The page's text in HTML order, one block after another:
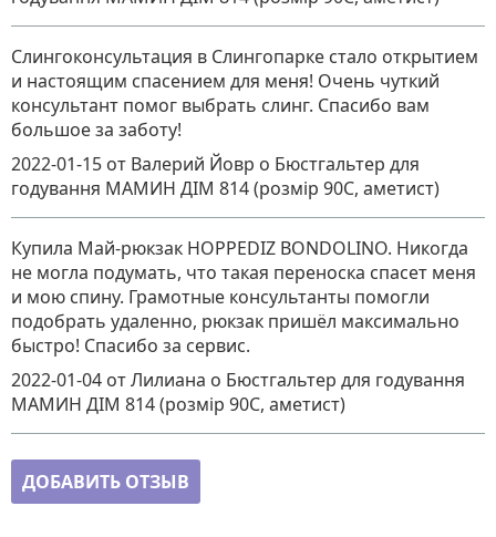
Слингоконсультация в Слингопарке стало открытием
и настоящим спасением для меня! Очень чуткий
консультант помог выбрать слинг. Спасибо вам
большое за заботу!
2022-01-15 от Валерий Йовр о Бюстгальтер для
годування МАМИН ДІМ 814 (розмір 90C, аметист)
Купила Май-рюкзак HOPPEDIZ BONDOLINO. Никогда
не могла подумать, что такая переноска спасет меня
и мою спину. Грамотные консультанты помогли
подобрать удаленно, рюкзак пришёл максимально
быстро! Спасибо за сервис.
2022-01-04 от Лилиана о Бюстгальтер для годування
МАМИН ДІМ 814 (розмір 90C, аметист)
ДОБАВИТЬ ОТЗЫВ